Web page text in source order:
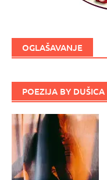
OGLAŠAVANJE
POEZIJA BY DUŠICA